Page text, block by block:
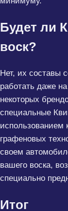
Будет ли
воск?
Нет, их составы
работать даже
некоторых
специальные
использованием
графеновых
своем
вашего воска,
специально
Итог